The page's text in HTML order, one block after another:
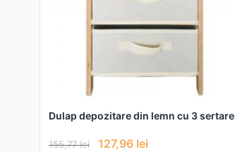
Dulap depozitare din lemn cu 3 sertare
155,77lei 127,96 lei